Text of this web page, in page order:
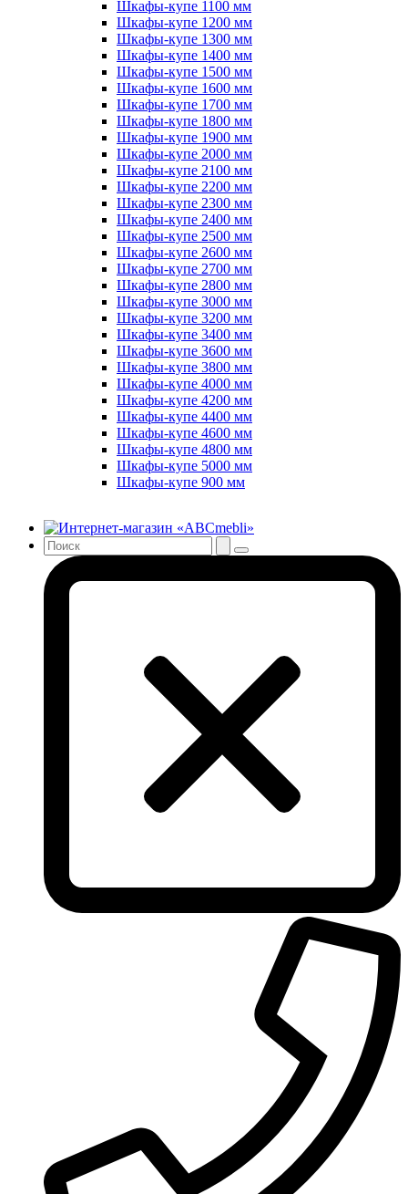
Шкафы-купе 1100 мм
Шкафы-купе 1200 мм
Шкафы-купе 1300 мм
Шкафы-купе 1400 мм
Шкафы-купе 1500 мм
Шкафы-купе 1600 мм
Шкафы-купе 1700 мм
Шкафы-купе 1800 мм
Шкафы-купе 1900 мм
Шкафы-купе 2000 мм
Шкафы-купе 2100 мм
Шкафы-купе 2200 мм
Шкафы-купе 2300 мм
Шкафы-купе 2400 мм
Шкафы-купе 2500 мм
Шкафы-купе 2600 мм
Шкафы-купе 2700 мм
Шкафы-купе 2800 мм
Шкафы-купе 3000 мм
Шкафы-купе 3200 мм
Шкафы-купе 3400 мм
Шкафы-купе 3600 мм
Шкафы-купе 3800 мм
Шкафы-купе 4000 мм
Шкафы-купе 4200 мм
Шкафы-купе 4400 мм
Шкафы-купе 4600 мм
Шкафы-купе 4800 мм
Шкафы-купе 5000 мм
Шкафы-купе 900 мм